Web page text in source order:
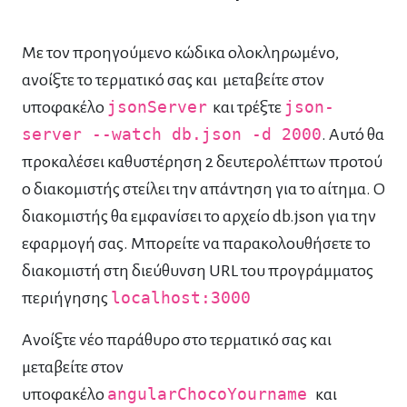
Με τον προηγούμενο κώδικα ολοκληρωμένο,
ανοίξτε το τερματικό σας και μεταβείτε στον
υποφακέλο jsonServer και τρέξτε json-
server --watch db.json -d 2000. Αυτό θα
προκαλέσει καθυστέρηση 2 δευτερολέπτων προτού
ο διακομιστής στείλει την απάντηση για το αίτημα. Ο
διακομιστής θα εμφανίσει το αρχείο db.json για την
εφαρμογή σας. Μπορείτε να παρακολουθήσετε το
διακομιστή στη διεύθυνση URL του προγράμματος
περιήγησης localhost:3000
Ανοίξτε νέο παράθυρο στο τερματικό σας και
μεταβείτε στον
υποφακέλο angularChocoYourname και